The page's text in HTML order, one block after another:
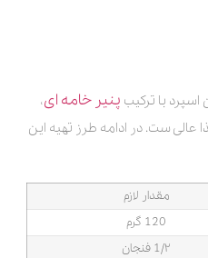
با ترکیب پنیر خامه ای،
عالی ست. در ادامه طرز تهیه این
مقدار لازم
120 گرم
1/۲ فنجان